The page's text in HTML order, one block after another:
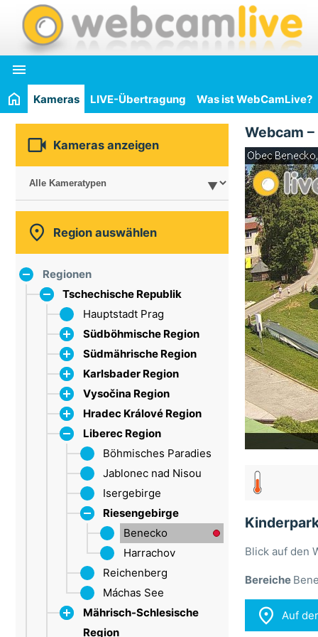

Kameras LIVE-Übertragung Was ist WebCamLive?
 Kameras anzeigen
 Region auswählen
Regionen
Tschechische Republik
Hauptstadt Prag
Südböhmische Region
Dačice
Strakonice
Böhmerwald
Lipno
Třeboňsko
Südmährische Region
Bílé Karpaty
Lundenburg
Brünn
Drahanské vrchoviny
Mährischer Karst
Olešnice
Pálava
Tišnov
Vranov nad Dyjí
Znojmo
Karlsbader Region
Erzgebirge
Marienbad
Sokolov
Vysočina Region
Iglau
Trebitsch
Groß Meseritsch
Saarer Berge
Hradec Králové Region
CHKO Broumovsko
Braunauer
Bergland
Habichtsberge
Dobruška
Hradec Králové
Riesengebirge (HK)
Spindlermühle
Neupaka
Adlergebirge
Trutnov
Liberec Region
Böhmisches Paradies
Jablonec nad Nisou
Isergebirge
Riesengebirge
Benecko
Harrachov
Reichenberg
Máchas See
Mährisch-Schlesische
Region
Webcam –
Blick auf den
Bereiche
 Auf